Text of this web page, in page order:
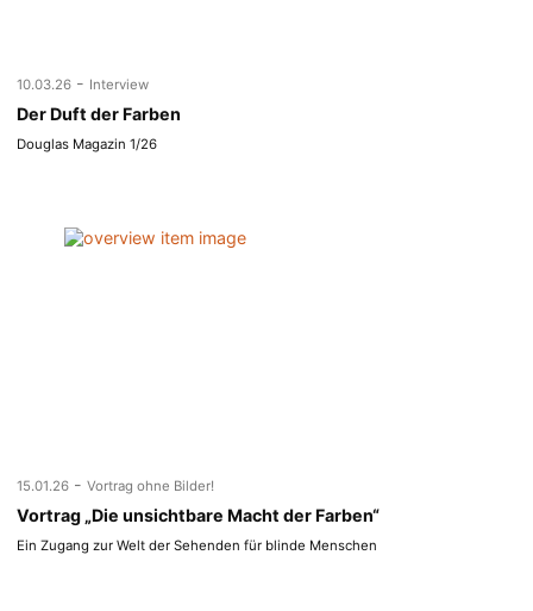
10.03.26 - Interview
Der Duft der Farben
Douglas Magazin 1/26
15.01.26 - Vortrag ohne Bilder!
Vortrag „Die unsichtbare Macht der Farben“
Ein Zugang zur Welt der Sehenden für blinde Menschen